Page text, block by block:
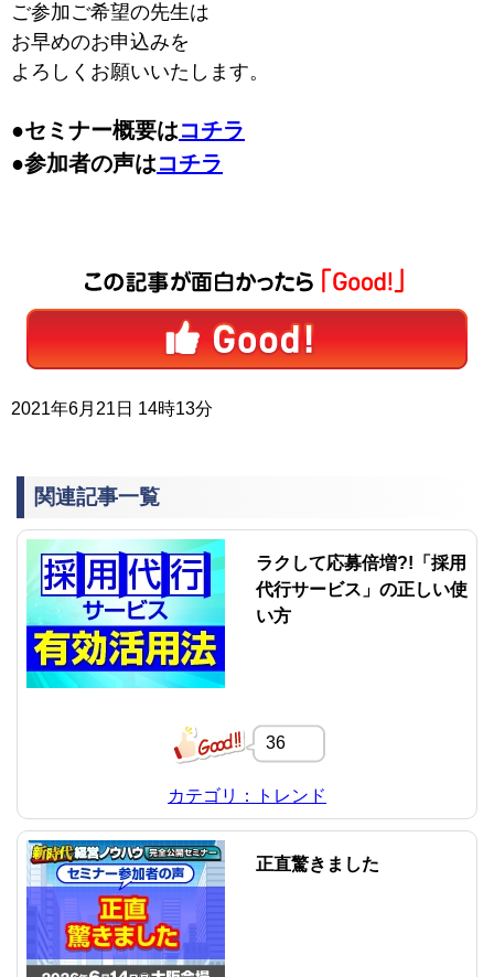
ご参加ご希望の先生は
お早めのお申込みを
よろしくお願いいたします。
●セミナー概要はコチラ
●参加者の声はコチラ
2021年6月21日 14時13分
関連記事一覧
ラクして応募倍増?!「採用
代行サービス」の正しい使
い方
36
カテゴリ：トレンド
正直驚きました